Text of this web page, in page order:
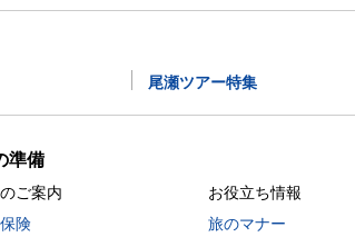
尾瀬ツアー特集
準備
ご案内
険
お役立ち情報
旅のマナー